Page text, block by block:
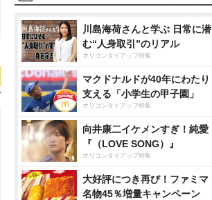
川島海荷さんと学ぶ 日常に潜
む“人身取引”のリアル
オリコンタイアップ特集
マクドナルドが40年にわたり
支える「小学生の甲子園」
オリコンタイアップ特集
向井康二イケメンすぎ！純愛
『（LOVE SONG）』
オリコンタイアップ特集
大好評につき再び！ファミマ
名物45％増量キャンペーン